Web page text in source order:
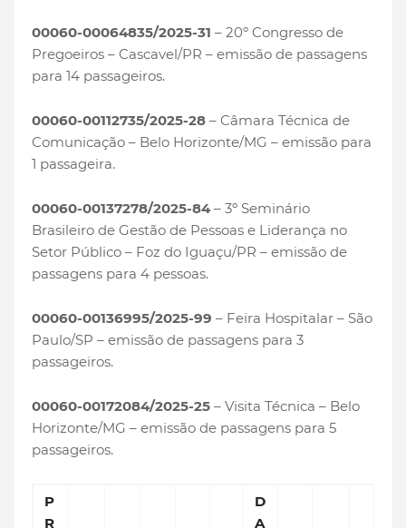
00060-00064835/2025-31 – 20º Congresso de
Pregoeiros – Cascavel/PR – emissão de passagens
para 14 passageiros.
00060-00112735/2025-28 – Câmara Técnica de
Comunicação – Belo Horizonte/MG – emissão para
1 passageira.
00060-00137278/2025-84– 3º Seminário
Brasileiro de Gestão de Pessoas e Liderança no
Setor Público – Foz do Iguaçu/PR – emissão de
passagens para 4 pessoas.
00060-00136995/2025-99 – Feira Hospitalar – São
Paulo/SP – emissão de passagens para 3
passageiros.
00060-00172084/2025-25 – Visita Técnica – Belo
Horizonte/MG – emissão de passagens para 5
passageiros.
P
R
D
A